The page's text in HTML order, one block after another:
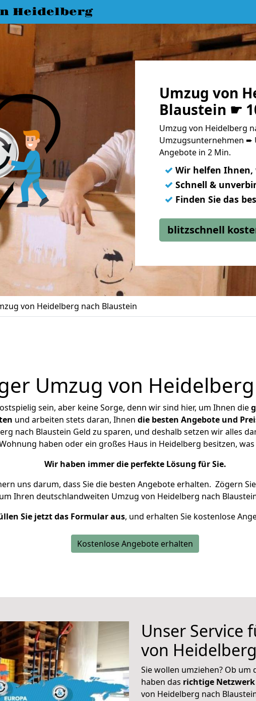
Heidelberg
Umzug von
Blaustein ☛
Umzug von Heidelberg
Umzugsunternehmen ➨
Angebote in 2 Min.
✓ Wir helfen Ihnen,
✓ Schnell &
✓ Finden Sie das
blitzschnell
von Heidelberg nach Blaustein
Umzug von
sein, aber keine Sorge, denn wir sind hier, um Ihnen die
und arbeiten stets daran, Ihnen die besten Angebote und
nach Blaustein Geld zu sparen, und deshalb setzen wir alles
haben oder ein großes Haus in Heidelberg besitzen,
Wir haben immer die perfekte Lösung für Sie.
uns darum, dass Sie die besten Angebote erhalten. Zögern
Ihren deutschlandweiten Umzug von Heidelberg nach
Sie jetzt das Formular aus, und erhalten Sie kostenlose
Kostenlose Angebote erhalten
Unser Service
von
Sie wollen umziehen? Ob
haben das richtige Netzwerk
von Heidelberg nach